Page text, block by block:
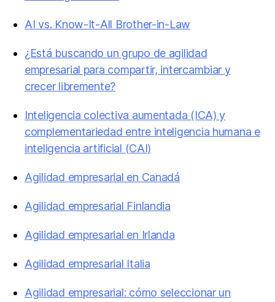
AI vs. Know-It-All Brother-in-Law
¿Está buscando un grupo de agilidad
empresarial para compartir, intercambiar y
crecer libremente?
Inteligencia colectiva aumentada (ICA) y
complementariedad entre inteligencia humana e
inteligencia artificial (CAI)
Agilidad empresarial en Canadá
Agilidad empresarial Finlandia
Agilidad empresarial en Irlanda
Agilidad empresarial Italia
Agilidad empresarial: cómo seleccionar un